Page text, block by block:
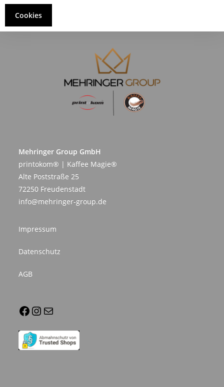
Cookies
Mehringer Group GmbH
printokom® | Kaffee Magie®
Alte Poststraße 25
72250 Freudenstadt
info@mehringer-group.de
Impressum
Datenschutz
AGB